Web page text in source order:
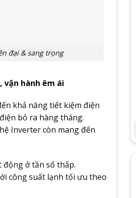
đại & sang trọng
vận hành êm ái
khả năng tiết kiệm điện
bỏ ra hàng tháng.
Inverter còn mang đến
động ở tần số thấp.
công suất lạnh tối ưu theo